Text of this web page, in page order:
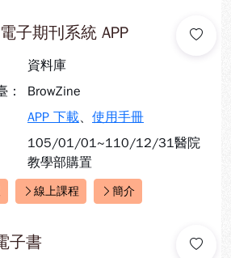
子期刊系統 APP
資料庫
：
BrowZine
APP 下載、 使用手冊
105/01/01~110/12/31醫院
教學部購置
線上課程 簡介
子書